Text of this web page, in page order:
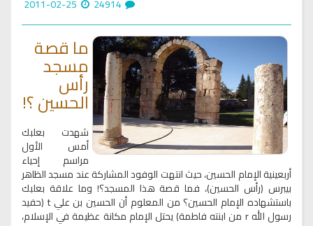
ما قصة
مسجد
رأس
الحسين ؟!
شهدت بعلبك
أمس الأول
مراسم إحياء
أربعينية الإمام الحسين، حيث انتهت الوفود المشاركة عند مسجد الظاهر
بيبرس (رأس الحسين)، فما قصة هذا المسجد؟! وما علاقة بعلبك
باستشهاده الإمام الحسين؟ من المعلوم أن الحسين بن علي t (حفيد
رسول الله r من ابنته فاطمة) يحتل الإمام مكانة عظيمة في الإسلام،